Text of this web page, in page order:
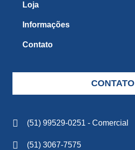
Loja
Informações
Contato
CONTATO
(51) 99529-0251 - Comercial
(51) 3067-7575